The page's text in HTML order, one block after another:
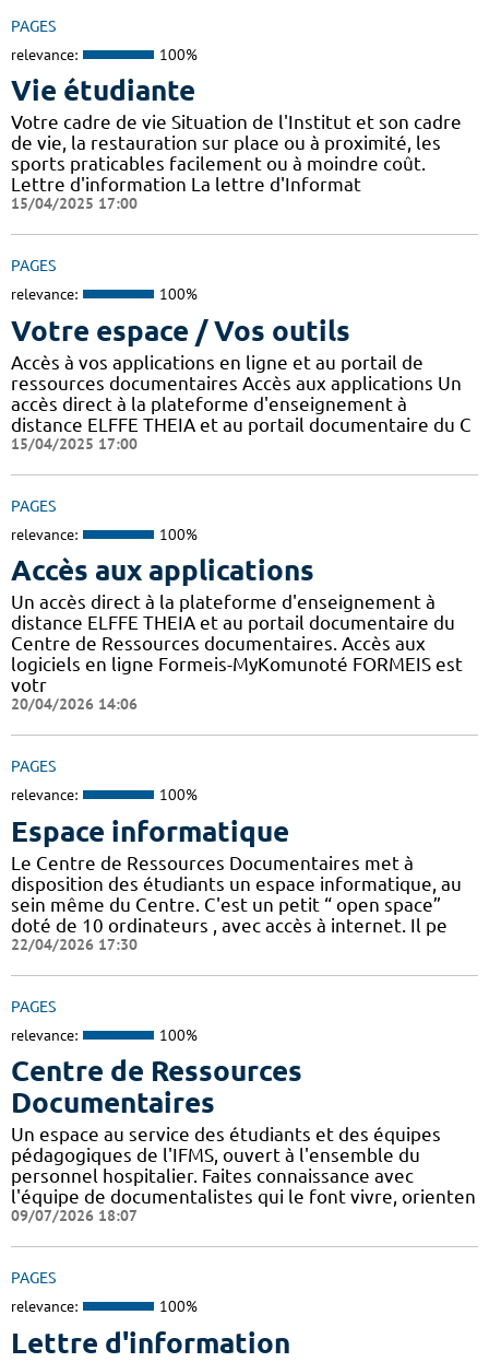
PAGES
relevance: 100%
Vie étudiante
Votre cadre de vie Situation de l'Institut et son cadre
de vie, la restauration sur place ou à proximité, les
sports praticables facilement ou à moindre coût.
Lettre d'information La lettre d'Informat
15/04/2025 17:00
PAGES
relevance: 100%
Votre espace / Vos outils
Accès à vos applications en ligne et au portail de
ressources documentaires Accès aux applications Un
accès direct à la plateforme d'enseignement à
distance ELFFE THEIA et au portail documentaire du C
15/04/2025 17:00
PAGES
relevance: 100%
Accès aux applications
Un accès direct à la plateforme d'enseignement à
distance ELFFE THEIA et au portail documentaire du
Centre de Ressources documentaires. Accès aux
logiciels en ligne Formeis-MyKomunoté FORMEIS est
votr
20/04/2026 14:06
PAGES
relevance: 100%
Espace informatique
Le Centre de Ressources Documentaires met à
disposition des étudiants un espace informatique, au
sein même du Centre. C'est un petit “ open space”
doté de 10 ordinateurs , avec accès à internet. Il pe
22/04/2026 17:30
PAGES
relevance: 100%
Centre de Ressources
Documentaires
Un espace au service des étudiants et des équipes
pédagogiques de l'IFMS, ouvert à l'ensemble du
personnel hospitalier. Faites connaissance avec
l'équipe de documentalistes qui le font vivre, orienten
09/07/2026 18:07
PAGES
relevance: 100%
Lettre d'information